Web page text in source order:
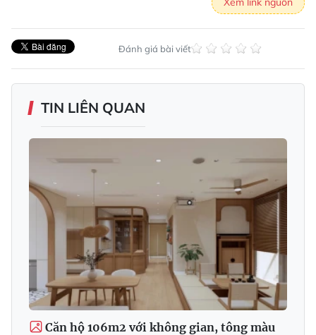
Đánh giá bài viết
TIN LIÊN QUAN
Căn hộ 106m2 với không gian, tông màu